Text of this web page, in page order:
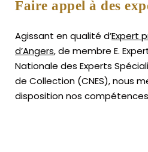
Faire appel à des
Agissant en qualité d’Expert
d’Angers, de membre E.
Nationale des Experts
de Collection (CNES),nous
disposition nos